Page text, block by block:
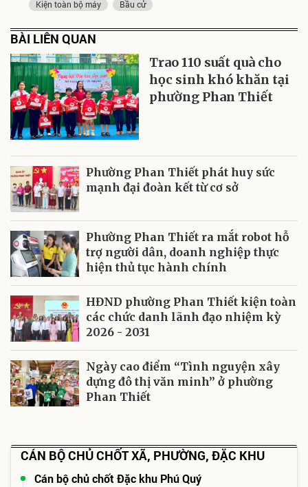
Kiện toàn bộ máy
Bầu cử
BÀI LIÊN QUAN
Trao 110 suất quà cho
học sinh khó khăn tại
phường Phan Thiết
Phường Phan Thiết phát huy sức
mạnh đại đoàn kết từ cơ sở
Phường Phan Thiết ra mắt robot hỗ
trợ người dân, doanh nghiệp thực
hiện thủ tục hành chính
HĐND phường Phan Thiết kiện toàn
các chức danh lãnh đạo nhiệm kỳ
2026 - 2031
Ngày cao điểm “Tình nguyện xây
dựng đô thị văn minh” ở phường
Phan Thiết
CÁN BỘ CHỦ CHỐT XÃ, PHƯỜNG, ĐẶC KHU
Cán bộ chủ chốt Đặc khu Phú Quý